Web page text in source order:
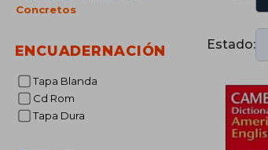
Concretos
ENCUADERNACIÓN
Tapa Blanda
Cd Rom
Tapa Dura
Estado: